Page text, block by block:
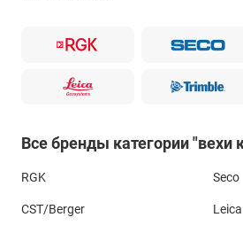
Все бренды категории "вехи
RGK Seco
CST/Berger Leica